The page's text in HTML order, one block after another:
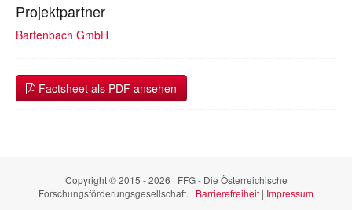
Projektpartner
Bartenbach GmbH
Factsheet als PDF ansehen
Copyright © 2015 - 2026 | FFG - Die Österreichische
Forschungsförderungsgesellschaft. | Barrierefreiheit | Impressum